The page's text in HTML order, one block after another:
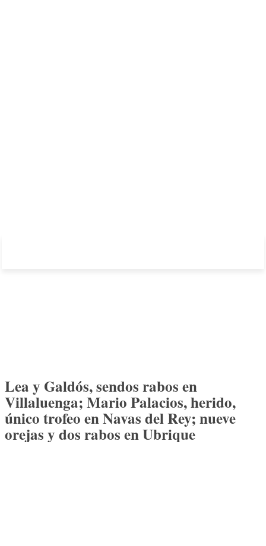
Lea y Galdós, sendos rabos en
Villaluenga; Mario Palacios, herido,
único trofeo en Navas del Rey; nueve
orejas y dos rabos en Ubrique